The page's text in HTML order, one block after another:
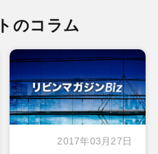
のコラム
2017年03月27日